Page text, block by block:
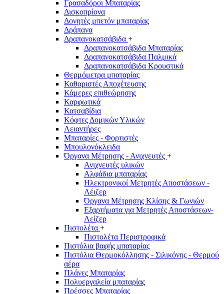
Γρασαδόροι Μπαταρίας
Δισκοπρίονα
Δονητές μπετόν μπαταρίας
Δράπανα
Δραπανοκατσάβιδα +
Δραπανοκατσάβιδα Μπαταρίας
Δραπανοκατσάβιδα Παλμικά
Δραπανοκατσάβιδα Κρουστικά
Θερμόμετρα μπαταρίας
Καθαριστές Αποχέτευσης
Κάμερες επιθεώρησης
Καρφωτικά
Κατσαβίδια
Κόφτες Δομικών Υλικών
Λειαντήρες
Μπαταρίες - Φορτιστές
Μπουλονόκλειδα
Όργανα Μέτρησης - Ανιχνευτές +
Ανιχνευτές υλικών
Αλφάδια μπαταρίας
Ηλεκτρονικοί Μετρητές Αποστάσεων -
Λέιζερ
Όργανα Μέτρησης Κλίσης & Γωνιών
Εξαρτήματα για Μετρητές Αποστάσεων-
Λείζερ
Πιστολέτα +
Πιστολέτα Περιστροφικά
Πιστόλια βαφής μπαταρίας
Πιστόλια Θερμοκόλλησης - Σιλικόνης - Θερμού
αέρα
Πλάνες Μπαταρίας
Πολυεργαλεία μπαταρίας
Πρέσσες Μπαταρίας